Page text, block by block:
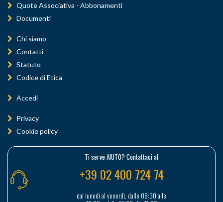
Quote Associativa - Abbonamenti
Documenti
Chi siamo
Contatti
Statuto
Codice di Etica
Accedi
Privacy
Cookie policy
Ti serve AIUTO? Contattaci al
+39 02 400 724 74
dal lunedì al venerdì, dalle 08:30 alle